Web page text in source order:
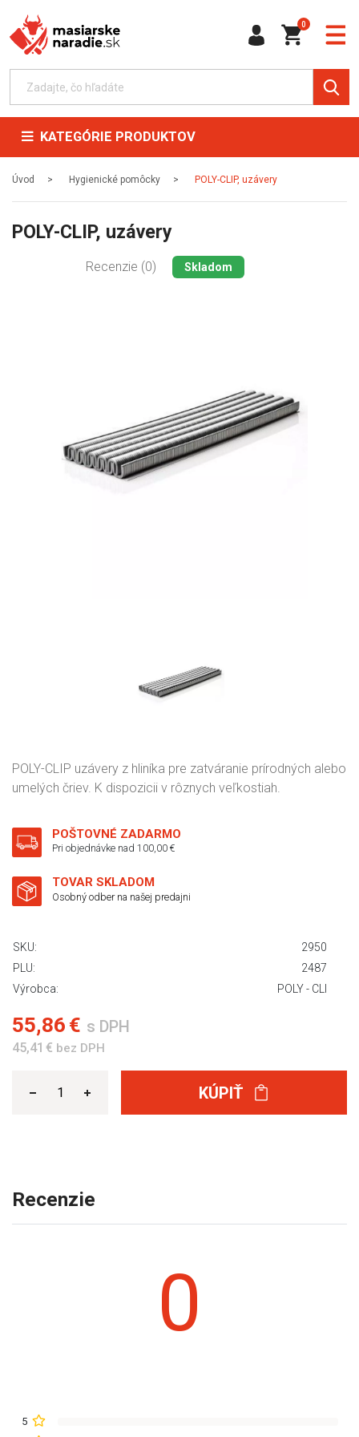
0
KATEGÓRIE PRODUKTOV
Úvod Hygienické pomôcky POLY-CLIP, uzávery
POLY-CLIP, uzávery
Recenzie (0) Skladom
POLY-CLIP uzávery z hliníka pre zatváranie prírodných alebo
umelých čriev. K dispozicii v rôznych veľkostiah.
POŠTOVNÉ ZADARMO
Pri objednávke nad 100,00 €
TOVAR SKLADOM
Osobný odber na našej predajni
SKU:
2950
PLU:
2487
Výrobca:
POLY - CLI
55,86 € s DPH
45,41 € bez DPH
KÚPIŤ
Recenzie
0
5